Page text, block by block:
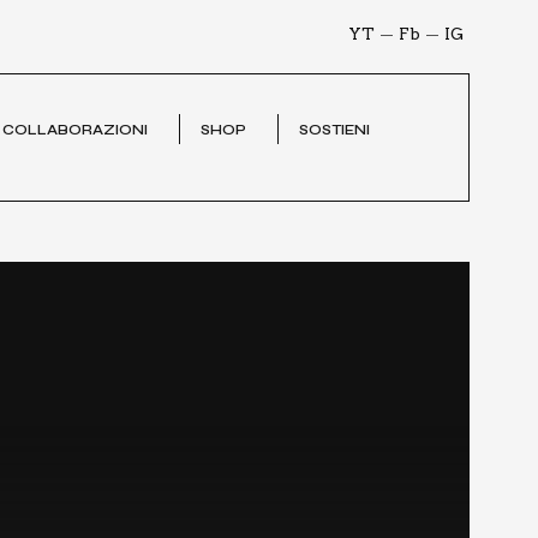
IG
Fb
YT
COL­LA­BO­RA­ZIO­NI SHOP SOSTIE­NI